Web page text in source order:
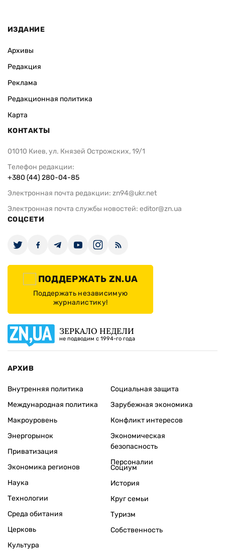
ИЗДАНИЕ
Архивы
Редакция
Реклама
Редакционная политика
Карта
КОНТАКТЫ
01010 Киев, ул. Князей Острожских, 19/1
Телефон редакции:
+380 (44) 280-04-85
Электронная почта редакции: zn94@ukr.net
Электронная почта службы новостей: editor@zn.ua
СОЦСЕТИ
ПОДДЕРЖАТЬ ZN.UA
Поддержать независимую
журналистику!
ЗЕРКАЛО НЕДЕЛИ
не подводим с 1994-го года
АРХИВ
Внутренняя политика
Международная политика
Макроуровень
Энергорынок
Приватизация
Экономика регионов
Социальная защита
Зарубежная экономика
Конфликт интересов
Экономическая
безопасность
Персоналии
Наука
Технологии
Среда обитания
Церковь
Культура
Социум
История
Круг семьи
Туризм
Собственность